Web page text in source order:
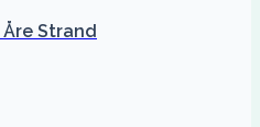
Strand